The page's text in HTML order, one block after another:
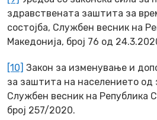
здравствената заштита за
состојба, Службен весник на
Македонија, број 76 од
[10] Закон за изменување и
за заштита на населението од
Службен весник на Република
број 257/2020.